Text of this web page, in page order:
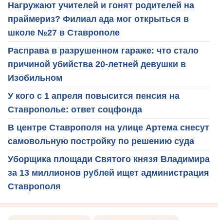
Нагружают учителей и гонят родителей на
праймериз? Филиал ада мог открыться в
школе №27 в Ставрополе
Расправа в разрушенном гараже: что стало
причиной убийства 20-летней девушки в
Изобильном
У кого с 1 апреля повысится пенсия на
Ставрополье: ответ соцфонда
В центре Ставрополя на улице Артема снесут
самовольную постройку по решению суда
Уборщика площади Святого князя Владимира
за 13 миллионов рублей ищет администрация
Ставрополя